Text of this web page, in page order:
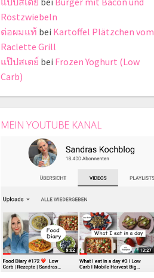
Röstzwiebeln
ต่อผมแท้ bei Kartoffel Plätzchen vom
Raclette Grill
แป๊ปสเตย์ bei Frozen Yoghurt (Low
Carb)
MEIN YOUTUBE KANAL